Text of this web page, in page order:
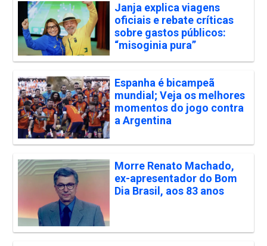
Janja explica viagens
oficiais e rebate críticas
sobre gastos públicos:
“misoginia pura”
Espanha é bicampeã
mundial; Veja os melhores
momentos do jogo contra
a Argentina
Morre Renato Machado,
ex-apresentador do Bom
Dia Brasil, aos 83 anos